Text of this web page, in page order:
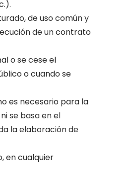
de uso común y
de un contrato
o se cese el
o cuando se
es necesario para la
se basa en el
la elaboración de
en cualquier